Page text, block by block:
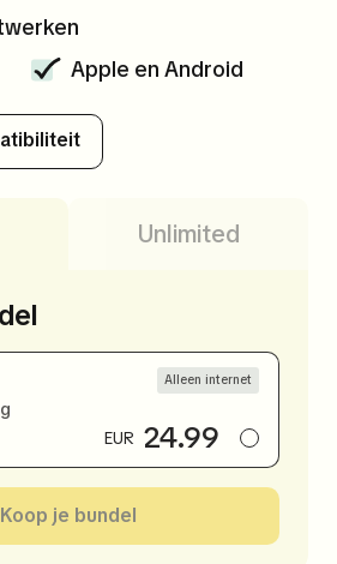
Apple en Android
Unlimited
Alleen internet
EUR 24.99
Koop je bundel